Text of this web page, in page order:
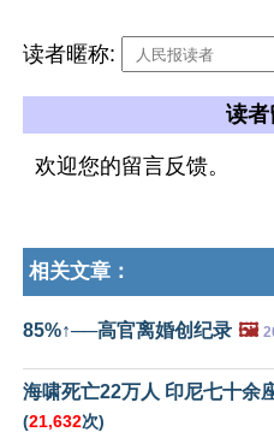
读者暱称:
读者
欢迎您的留言反馈。
相关文章：
85%↑──高官离婚创纪录 🖼️
海啸死亡22万人 印尼七十余
(21,632次)